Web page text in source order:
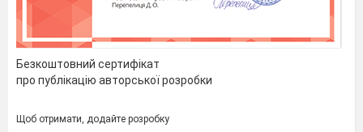
Безкоштовний сертифікат
про публікацію авторської розробки
Щоб отримати, додайте розробку